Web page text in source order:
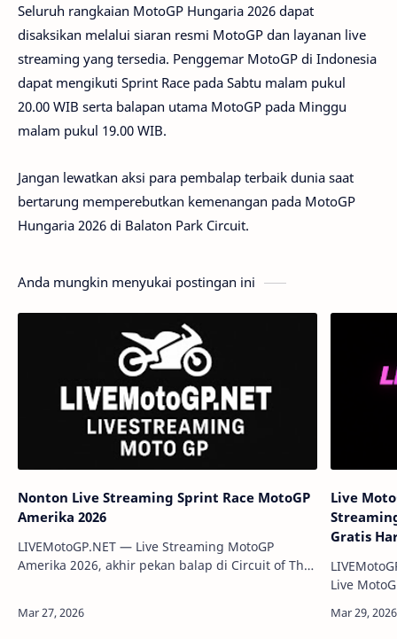
Seluruh rangkaian MotoGP Hungaria 2026 dapat
disaksikan melalui siaran resmi MotoGP dan layanan live
streaming yang tersedia. Penggemar MotoGP di Indonesia
dapat mengikuti Sprint Race pada Sabtu malam pukul
20.00 WIB serta balapan utama MotoGP pada Minggu
malam pukul 19.00 WIB.
Jangan lewatkan aksi para pembalap terbaik dunia saat
bertarung memperebutkan kemenangan pada MotoGP
Hungaria 2026 di Balaton Park Circuit.
Anda mungkin menyukai postingan ini
Nonton Live Streaming Sprint Race MotoGP
Amerika 2026
LIVEMotoGP.NET — Live Streaming MotoGP
Amerika 2026, akhir pekan balap di Circuit of The
Live
Gratis
Live
bisa Anda